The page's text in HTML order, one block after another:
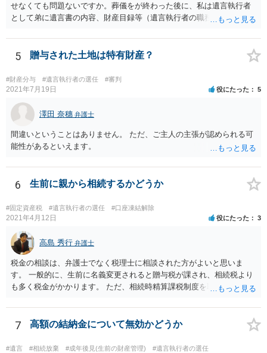
せなくても問題ないですか。葬儀をが終わった後に、私は遺言執行者
として弟に遺言書の内容、財産目録等（遺言執行者の職務）を知らせ
るかは喪主の自由です。 呼ばなくてもかまいません。 そもそも、そう
いう法律関係にありません。 遺言の内容と遺産の総額の通知、公正証
で、対応しましょう。 そのあとは遺留分の請求などがあればそれへの
対応となるでしょう。
5 贈与された土地は特有財産？
#財産分与 #遺言執行者の選任 #審判
2021年7月19日 役にたった 5
澤田 奈穗 弁護士
間違いということはありません。 ただ、ご主人の主張が認められる可
能性があるといえます。
6 生前に親から相続するかどうか
#固定資産税 #遺言執行者の選任 #口座凍結解除
2021年4月12日 役にたった 3
高島 秀行 弁護士
税金の相談は、弁護士でなく税理士に相談された方がよいと思いま
す。 一般的に、生前に名義変更されると贈与税が課され、相続税より
も多く税金がかかります。 ただ、相続時精算課税制度を取れば、実質
ういう場合にどれくらい税金がかかるか計算してもらって どういう方
針を取るか決められたらよいと思います。
7 高額の結納金について無効かどうか
#遺言 #相続放棄 #成年後見(生前の財産管理) #遺言執行者の選任